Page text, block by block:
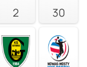
2 30